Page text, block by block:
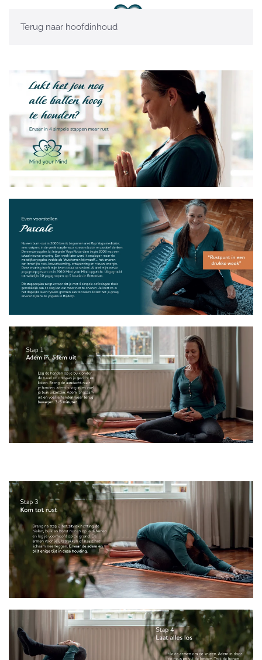
Terug naar hoofdinhoud